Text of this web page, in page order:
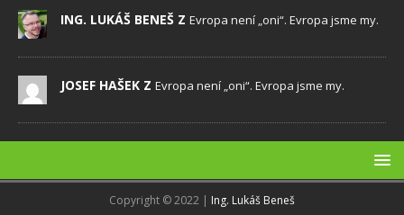
ING. LUKÁŠ BENEŠ Z Evropa není „oni“. Evropa jsme my.
JOSEF HAŠEK Z Evropa není „oni“. Evropa jsme my.
Copyright © 2022 | Ing. Lukáš Beneš